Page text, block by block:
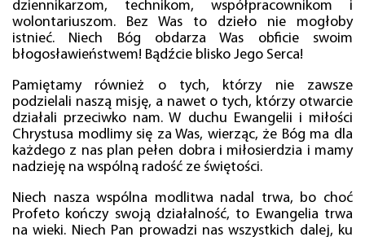
dziennikarzom, technikom, współpracownikom i
wolontariuszom. Bez Was to dzieło nie mogłoby
istnieć. Niech Bóg obdarza Was obficie swoim
błogosławieństwem! Bądźcie blisko Jego Serca!
Pamiętamy również o tych, którzy nie zawsze
podzielali naszą misję, a nawet o tych, którzy otwarcie
działali przeciwko nam. W duchu Ewangelii i miłości
Chrystusa modlimy się za Was, wierząc, że Bóg ma dla
każdego z nas plan pełen dobra i miłosierdzia i mamy
nadzieję na wspólną radość ze świętości.
Niech nasza wspólna modlitwa nadal trwa, bo choć
Profeto kończy swoją działalność, to Ewangelia trwa
na wieki. Niech Pan prowadzi nas wszystkich dalej, ku